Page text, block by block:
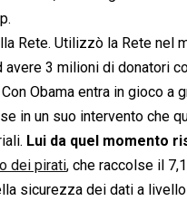
Rete. Utilizzò la Rete nel
avere 3 milioni di donatori
Obama entra in gioco
in un suo intervento che
Lui da quel momento
dei pirati, che raccolse il
sicurezza dei dati a